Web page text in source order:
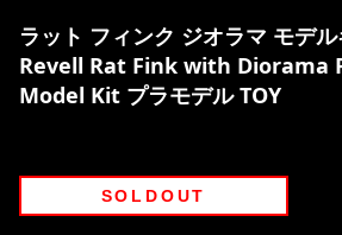
ラット フィンク ジオラマ モデル
Revell Rat Fink with Diorama
Model Kit プラモデル TOY
SOLDOUT